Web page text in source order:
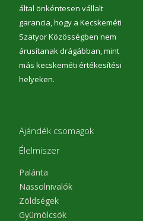
által önkéntesen vállalt
garancia, hogy a Kecskeméti
Szatyor Közösségben nem
árusítanak drágábban, mint
más kecskeméti értékesítési
helyeken.
Ajándék csomagok
Élelmiszer
Palánta
Nassolnivalók
Zöldségek
Gyümölcsök